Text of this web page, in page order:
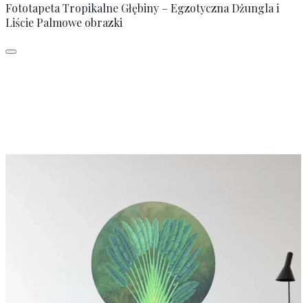
Fototapeta Tropikalne Głębiny – Egzotyczna Dżungla i
Liście Palmowe obrazki